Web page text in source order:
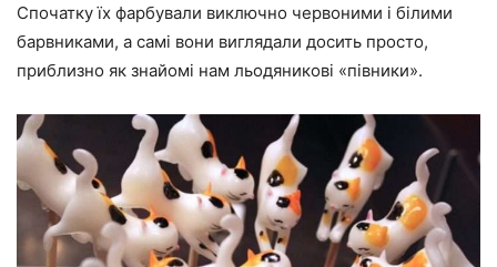
Спочатку їх фарбували виключно червоними і білими
барвниками, а самі вони виглядали досить просто,
приблизно як знайомі нам льодяникові «півники».